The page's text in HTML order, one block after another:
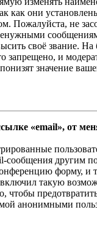
как они
Пожалуйста, не
своё звание. На
запрещено, и
значение
«email», от
сообщения другим
форму, и
такую
чтобы
анонимными